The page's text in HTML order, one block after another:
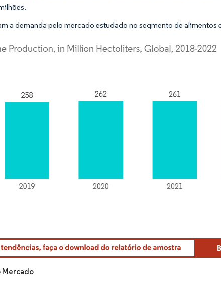
a demanda pelo mercado estudado no segmento de alimentos
conforme CC BY 4.0.
Mercado